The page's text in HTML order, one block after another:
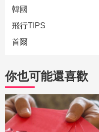
韓國
飛行TIPS
首爾
你也可能還喜歡